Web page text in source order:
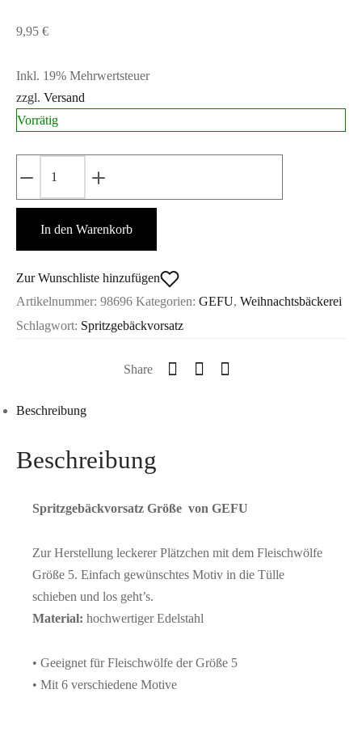
9,95 €
Inkl. 19% Mehrwertsteuer
zzgl. Versand
Vorrätig
5
-
GEFU
Menge
In den Warenkorb
Zur Wunschliste hinzufügen
Artikelnummer: 98696 Kategorien: GEFU, Weihnachtsbäckerei
Schlagwort: Spritzgebäckvorsatz
Share
Beschreibung
Beschreibung
Spritzgebäckvorsatz Größe von GEFU
Zur Herstellung leckerer Plätzchen mit dem Fleischwölfe
Größe 5. Einfach gewünschtes Motiv in die Tülle
schieben und los geht’s.
Material: hochwertiger Edelstahl
• Geeignet für Fleischwölfe der Größe 5
• Mit 6 verschiedene Motive